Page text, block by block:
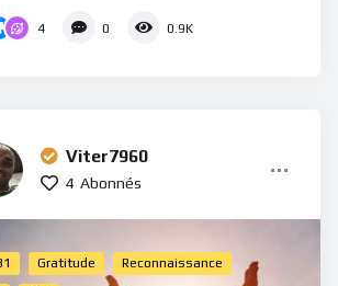
4 0 0.9K
Viter7960
4 Abonnés
Gratitude Reconnaissance